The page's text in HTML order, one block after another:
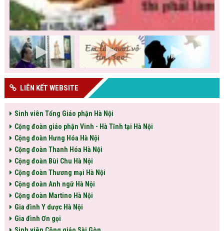
LIÊN KẾT WEBSITE
Sinh viên Tổng Giáo phận Hà Nội
Cộng đoàn giáo phận Vinh - Hà Tĩnh tại Hà Nội
Cộng đoàn Hưng Hóa Hà Nội
Cộng đoàn Thanh Hóa Hà Nội
Cộng đoàn Bùi Chu Hà Nội
Cộng đoàn Thương mại Hà Nội
Cộng đoàn Anh ngữ Hà Nội
Cộng đoàn Martino Hà Nội
Gia đình Y dược Hà Nội
Gia đình Ơn gọi